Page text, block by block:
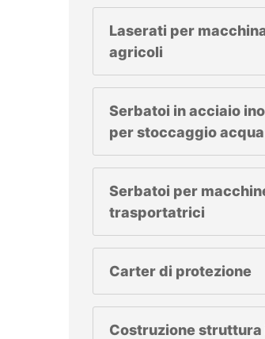
Laserati per
agricoli
Serbatoi in acciaio
per stoccaggio acqua
Serbatoi per
trasportatrici
Carter di protezione
Costruzione struttura